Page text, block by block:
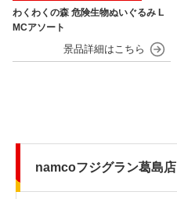
わくわくの森 危険生物ぬいぐるみ L
MCアソート
namcoフジグラン葛島店